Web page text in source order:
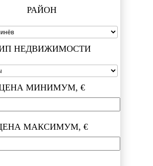
РАЙОН
НЕДВИЖИМОСТИ
МИНИМУМ, €
МАКСИМУМ, €